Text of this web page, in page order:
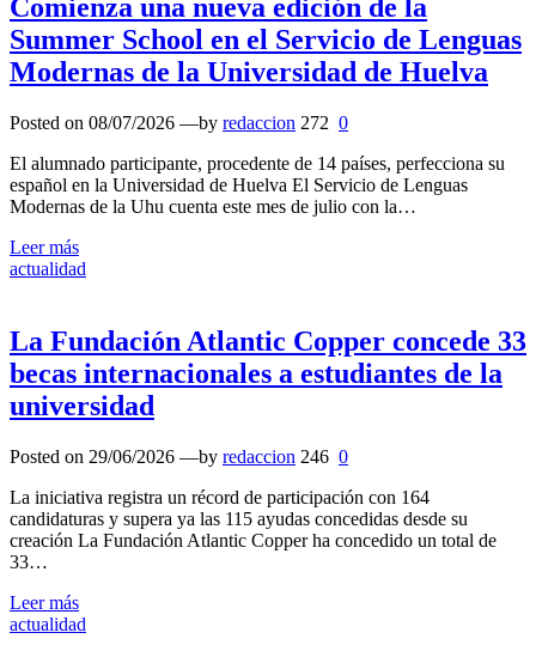
Comienza una nueva edición de la
Summer School en el Servicio de Lenguas
Modernas de la Universidad de Huelva
Posted on 08/07/2026 —by redaccion 272 0
El alumnado participante, procedente de 14 países, perfecciona su
español en la Universidad de Huelva El Servicio de Lenguas
Modernas de la Uhu cuenta este mes de julio con la…
Leer más
actualidad
La Fundación Atlantic Copper concede 33
becas internacionales a estudiantes de la
universidad
Posted on 29/06/2026 —by redaccion 246 0
La iniciativa registra un récord de participación con 164
candidaturas y supera ya las 115 ayudas concedidas desde su
creación La Fundación Atlantic Copper ha concedido un total de
33…
Leer más
actualidad